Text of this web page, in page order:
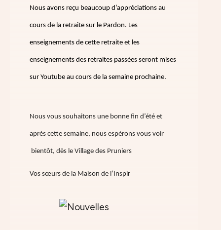
Nous avons reçu beaucoup d’appréciations au
cours de la retraite sur le Pardon. Les
enseignements de cette retraite et les
enseignements des retraites passées seront mises
sur Youtube au cours de la semaine prochaine.
Nous vous souhaitons une bonne fin d’été et
après cette semaine, nous espérons vous voir
bientôt, dès le Village des Pruniers
Vos sœurs de la Maison de l’Inspir